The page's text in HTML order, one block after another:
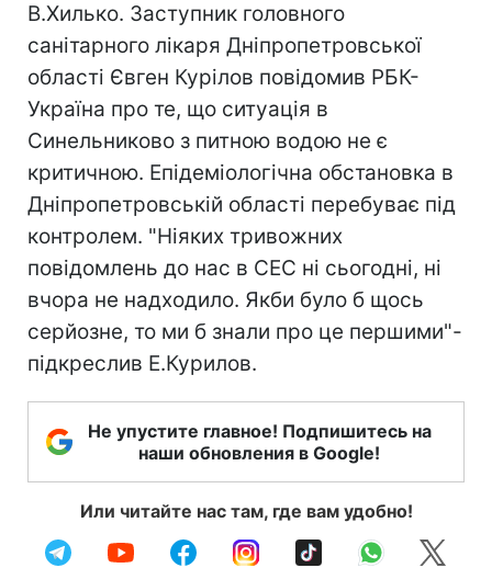
В.Хилько. Заступник головного
санітарного лікаря Дніпропетровської
області Євген Курілов повідомив РБК-
Україна про те, що ситуація в
Синельниково з питною водою не є
критичною. Епідеміологічна обстановка в
Дніпропетровській області перебуває під
контролем. "Ніяких тривожних
повідомлень до нас в СЕС ні сьогодні, ні
вчора не надходило. Якби було б щось
серйозне, то ми б знали про це першими"-
підкреслив Е.Курилов.
Не упустите главное! Подпишитесь на
наши обновления в Google!
Или читайте нас там, где вам удобно!